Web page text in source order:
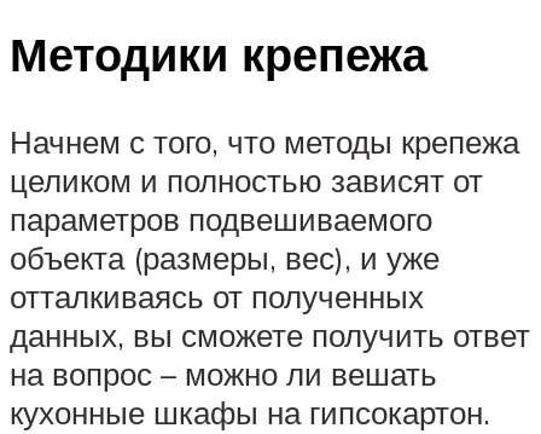
Методики крепежа
Начнем с того, что методы крепежа
целиком и полностью зависят от
параметров подвешиваемого
объекта (размеры, вес), и уже
отталкиваясь от полученных
данных, вы сможете получить ответ
на вопрос – можно ли вешать
кухонные шкафы на гипсокартон.